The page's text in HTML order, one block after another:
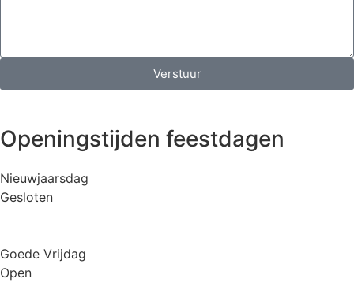
Verstuur
Openingstijden feestdagen
Nieuwjaarsdag
Gesloten
Goede Vrijdag
Open